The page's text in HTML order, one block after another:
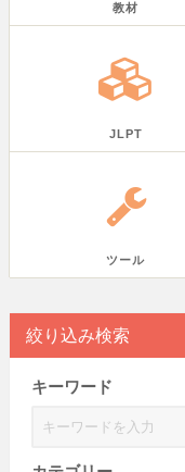
教材
JLPT
ツール
絞り込み検索
キーワード